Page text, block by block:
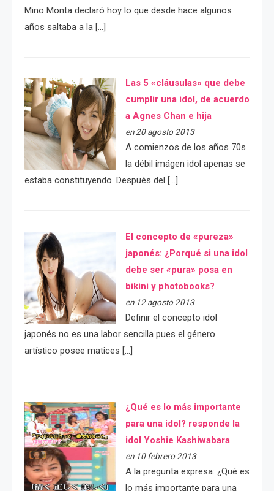
Mino Monta declaró hoy lo que desde hace algunos
años saltaba a la […]
Las 5 «cláusulas» que debe
cumplir una idol, de acuerdo
a Agnes Chan e hija
en 20 agosto 2013
A comienzos de los años 70s
la débil imágen idol apenas se
estaba constituyendo. Después del […]
El concepto de «pureza»
japonés: ¿Porqué si una idol
debe ser «pura» posa en
bikini y photobooks?
en 12 agosto 2013
Definir el concepto idol
japonés no es una labor sencilla pues el género
artístico posee matices […]
¿Qué es lo más importante
para una idol? responde la
idol Yoshie Kashiwabara
en 10 febrero 2013
A la pregunta expresa: ¿Qué es
lo más importante para una